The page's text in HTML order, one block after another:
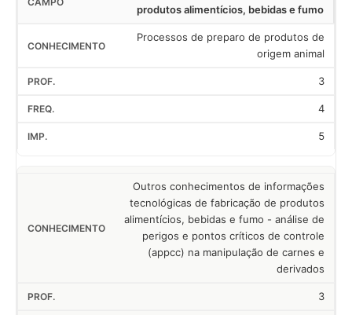
produtos alimentícios, bebidas e fumo
Processos de preparo de produtos de
origem animal
3
4
5
Outros conhecimentos de informações
tecnológicas de fabricação de produtos
alimentícios, bebidas e fumo - análise de
perigos e pontos críticos de controle
(appcc) na manipulação de carnes e
derivados
3